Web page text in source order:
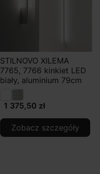
STILNOVO XILEMA
7765, 7766 kinkiet LED
biały, aluminium 79cm
1 375,50 zł
Zobacz szczegóły